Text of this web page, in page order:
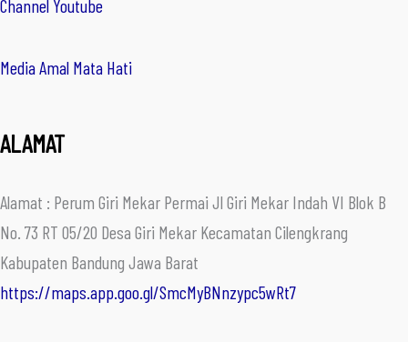
Channel Youtube
Media Amal Mata Hati
ALAMAT
Alamat : Perum Giri Mekar Permai Jl Giri Mekar Indah VI Blok B
No. 73 RT 05/20 Desa Giri Mekar Kecamatan Cilengkrang
Kabupaten Bandung Jawa Barat
https://maps.app.goo.gl/SmcMyBNnzypc5wRt7